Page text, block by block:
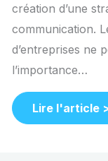
création d’une
communication.
d’entreprises ne
l’importance…
Lire l'article